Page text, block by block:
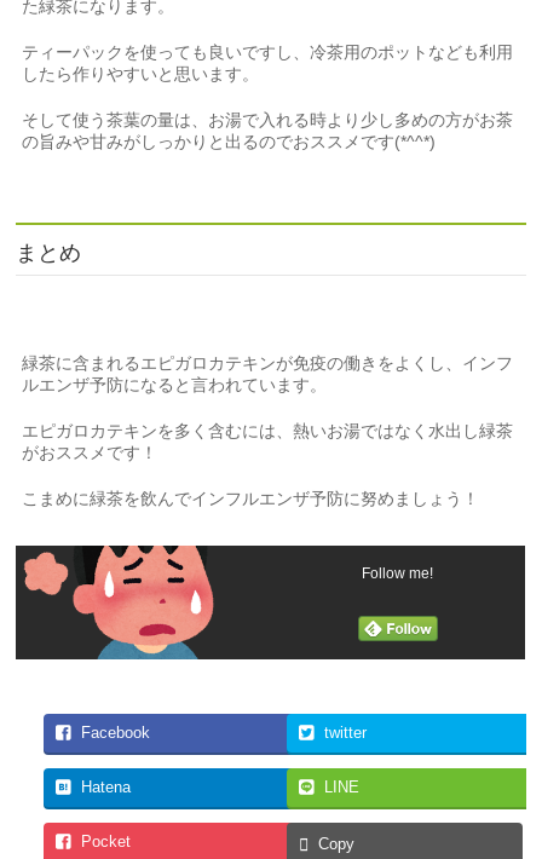
た緑茶になります。
ティーパックを使っても良いですし、冷茶用のポットなども利用
したら作りやすいと思います。
そして使う茶葉の量は、お湯で入れる時より少し多めの方がお茶
の旨みや甘みがしっかりと出るのでおススメです(*^^*)
まとめ
緑茶に含まれるエピガロカテキンが免疫の働きをよくし、インフ
ルエンザ予防になると言われています。
エピガロカテキンを多く含むには、熱いお湯ではなく水出し緑茶
がおススメです！
こまめに緑茶を飲んでインフルエンザ予防に努めましょう！
Follow me!
Facebook twitter
Hatena LINE
Pocket Copy